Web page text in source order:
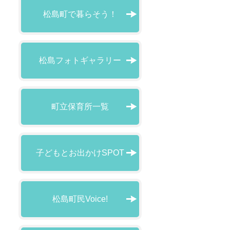
松島町で暮らそう！
松島フォトギャラリー
町立保育所一覧
子どもとお出かけSPOT
松島町民Voice!